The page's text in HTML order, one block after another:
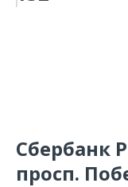
Сбербанк
просп.